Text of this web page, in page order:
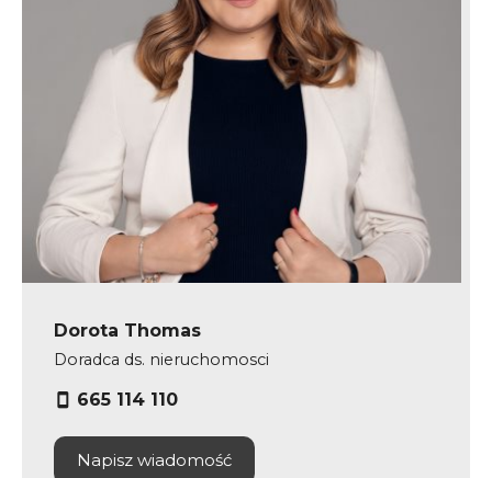
Dorota Thomas
Doradca ds. nieruchomosci
665 114 110
Napisz wiadomość